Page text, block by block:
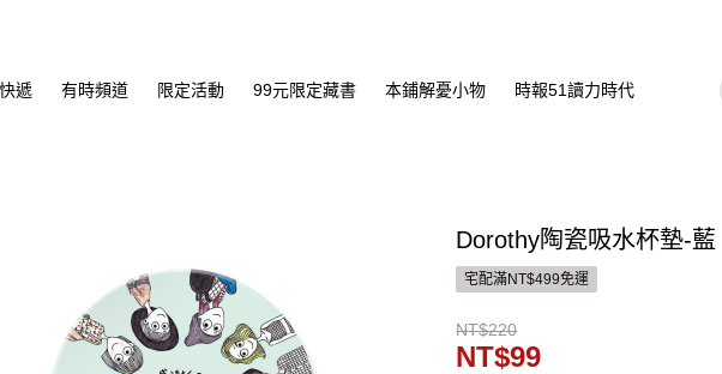
遞 有時頻道 限定活動 99元限定藏書 本鋪解憂小物 時報51讀力時代
Dorothy陶瓷吸水杯墊-藍
宅配滿NT$499免運
NT$220
NT$99